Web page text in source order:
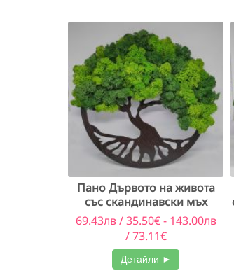
Пано Дървото на живота
със скандинавски мъх
(Варинат 2)
69.43лв / 35.50€ - 143.00лв
/ 73.11€
Детайли ►